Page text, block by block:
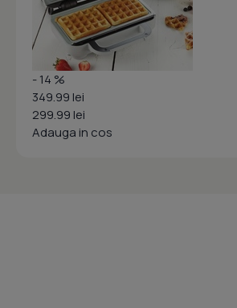
- 14 %
349.99 lei
299.99 lei
Adauga in cos